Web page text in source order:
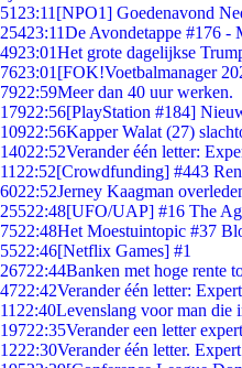
51 23:11 [NPO1] Goedenavond
25423:11De Avondetappe #176 -
4923:01Het grote dagelijkse
7623:01 [FOK!Voetbalmanager
7922:59Meer dan 40 uur werken.
17922:56[PlayStation #184]
10922:56Kapper Walat (27)
14022:52Verander één letter:
11 22:52[Crowdfunding] #443
6022:52Jerney Kaagman
25522:48[UFO/UAP] #16 The
7522:48Het Moestuintopic #37
5522:46[Netflix Games] #1
26722:44Banken met hoge rente
4722:42Verander één letter:
11 22:40Levenslang voor man die
19722:35Verander een letter
1222:30Verander één letter.